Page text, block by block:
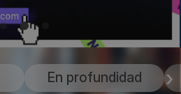
En profundidad